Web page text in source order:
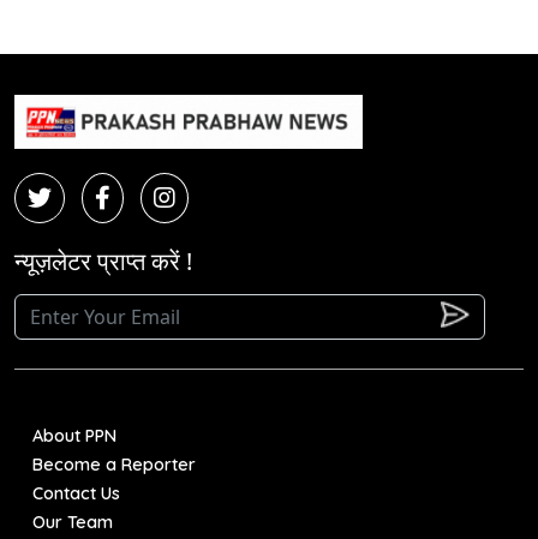
न्यूज़लेटर प्राप्त करें !
About PPN
Become a Reporter
Contact Us
Our Team